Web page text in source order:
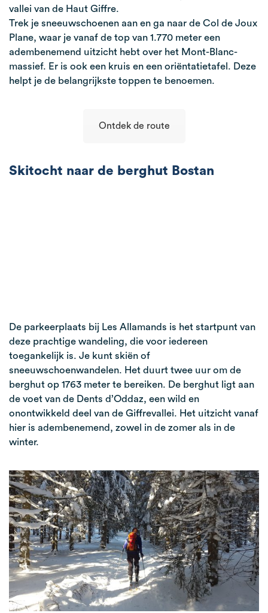
vallei van de Haut Giffre.
Trek je sneeuwschoenen aan en ga naar de Col de Joux
Plane, waar je vanaf de top van 1.770 meter een
adembenemend uitzicht hebt over het Mont-Blanc-
massief. Er is ook een kruis en een oriëntatietafel. Deze
helpt je de belangrijkste toppen te benoemen.
Ontdek de route
Skitocht naar de berghut Bostan
De parkeerplaats bij Les Allamands is het startpunt van
deze prachtige wandeling, die voor iedereen
toegankelijk is. Je kunt skiën of
sneeuwschoenwandelen. Het duurt twee uur om de
berghut op 1763 meter te bereiken. De berghut ligt aan
de voet van de Dents d’Oddaz, een wild en
onontwikkeld deel van de Giffrevallei. Het uitzicht vanaf
hier is adembenemend, zowel in de zomer als in de
winter.